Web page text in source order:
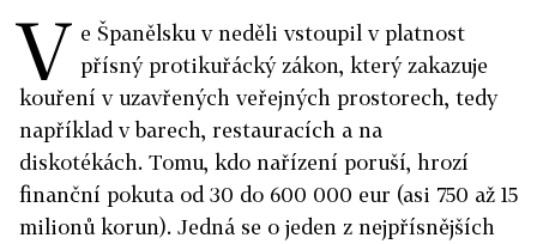
V e Španělsku v neděli vstoupil v platnost
přísný protikuřácký zákon, který zakazuje
kouření v uzavřených veřejných prostorech, tedy
například v barech, restauracích a na
diskotékách. Tomu, kdo nařízení poruší, hrozí
finanční pokuta od 30 do 600 000 eur (asi 750 až 15
milionů korun). Jedná se o jeden z nejpřísnějších